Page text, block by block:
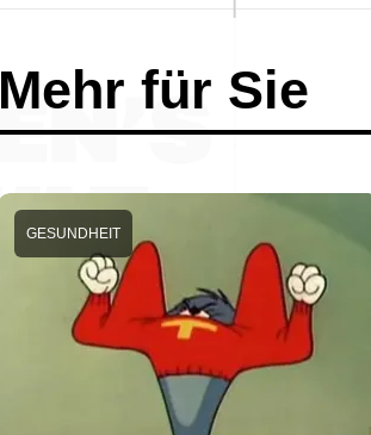
Mehr für Sie
GESUNDHEIT